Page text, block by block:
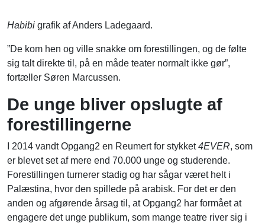
Habibi grafik af Anders Ladegaard.
”De kom hen og ville snakke om forestillingen, og de følte
sig talt direkte til, på en måde teater normalt ikke gør”,
fortæller Søren Marcussen.
De unge bliver opslugte af
forestillingerne
I 2014 vandt Opgang2 en Reumert for stykket4EVER, som
er blevet set af mere end 70.000 unge og studerende.
Forestillingen turnerer stadig og har sågar været helt i
Palæstina, hvor den spillede på arabisk. For det er den
anden og afgørende årsag til, at Opgang2 har formået at
engagere det unge publikum, som mange teatre river sig i